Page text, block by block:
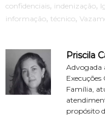
confidenciais, indenização,
informação, técnico,
Priscila
Advogada
Família,
propósito